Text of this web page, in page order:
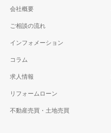
会社概要
ご相談の流れ
インフォメーション
コラム
求人情報
リフォームローン
不動産売買・土地売買